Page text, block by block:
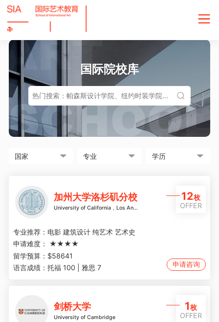
国际院校库
加州大学洛杉矶分校
University of California，Los Angeles
12枚
OFFER
专业推荐： 电影 建筑设计 纯艺术 艺术史
申请难度：
★★★★
留学预算： $58641
语言成绩： 托福 100 | 雅思 7 申请咨询
剑桥大学
University of Cambridge
1枚
OFFER